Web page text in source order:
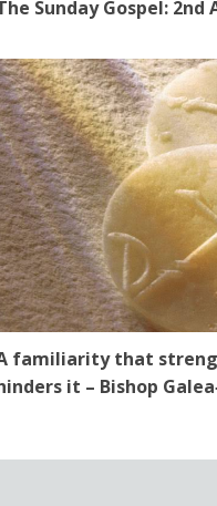
Sunday Gospel: 2nd
familiarity that
it – Bishop